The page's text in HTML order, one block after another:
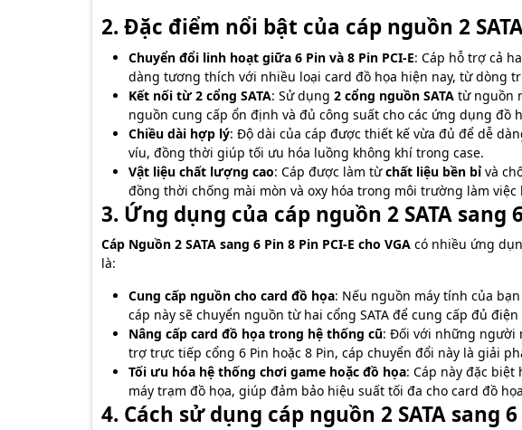
2. Đặc điểm nổi bật của cáp nguồn 2
Chuyển đổi linh hoạt giữa 6 Pin và 8 Pin PCI-E: Cáp hỗ trợ cả
dàng tương thích với nhiều loại card đồ họa hiện nay, từ dòng
Kết nối từ 2 cổng SATA: Sử dụng 2 cổng nguồn SATA từ nguồn
nguồn cung cấp ổn định và đủ công suất cho các ứng dụng đồ
Chiều dài hợp lý: Độ dài của cáp được thiết kế vừa đủ để dễ
víu, đồng thời giúp tối ưu hóa luồng không khí trong case.
Vật liệu chất lượng cao: Cáp được làm từchất liệu bền bỉ và
đồng thời chống mài mòn và oxy hóa trong môi trường làm việc
3. Ứng dụng của cáp nguồn 2 SATA sang
Cáp Nguồn 2 SATA sang 6 Pin 8 Pin PCI-E cho VGA có nhiều ứng
là:
Cung cấp nguồn cho card đồ họa: Nếu nguồn máy tính của bạn
cáp này sẽ chuyển nguồn từ hai cổng SATA để cung cấp đủ
Nâng cấp card đồ họa trong hệ thống cũ: Đối với những người
trợ trực tiếp cổng 6 Pin hoặc 8 Pin, cáp chuyển đổi này là giải
Tối ưu hóa hệ thống chơi game hoặc đồ họa: Cáp này đặc
máy trạm đồ họa, giúp đảm bảo hiệu suất tối đa cho card đồ
4. Cách sử dụng cáp nguồn 2 SATA sang